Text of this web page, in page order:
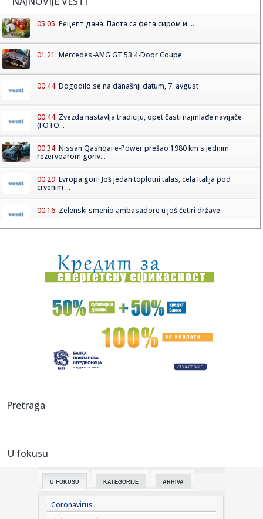
05:05: Рецепт дана: Паста са фета сиром и ...
01:21: Mercedes-AMG GT 53 4-Door Coupe
00:44: Dogodilo se na današnji datum, 7. avgust
00:44: Zvezda nastavlja tradiciju, opet časti najmlađe navijače
(FOTO...
00:34: Nissan Qashqai e-Power prešao 1980 km s jednim
rezervoarom goriv...
00:29: Evropa gori! Još jedan toplotni talas, cela Italija pod
crvenim ...
00:16: Zelenski smenio ambasadore u još četiri države
00:05:Roganović ne pomišlja na opuštanje: Uvek ima mesta za
napredak...
00:04:Vukotić ne zna ko je Baba: "Vidim da ga svi hvale"
Na današnji dan, 7. avgust
23:59:U predgrađu Damaska podignut autobus u vazduh, dve
posebno ga je ra...
23:48:
23:47: Škoda Peaq u serijskoj proizvodnji
Pretraga
U fokusu
U FOKUSU KATEGORIJE ARHIVA
Coronavirus